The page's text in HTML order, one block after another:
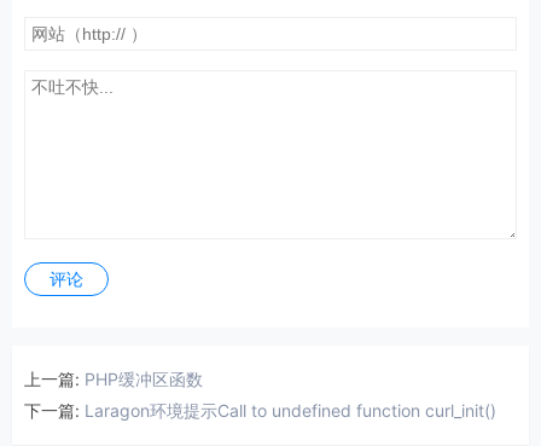
评论
上一篇: PHP缓冲区函数
下一篇: Laragon环境提示Call to undefined function curl_init()